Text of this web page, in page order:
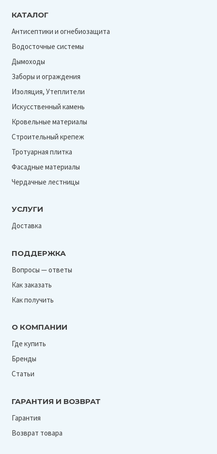
КАТАЛОГ
Антисептики и огнебиозащита
Водосточные системы
Дымоходы
Заборы и ограждения
Изоляция, Утеплители
Искусственный камень
Кровельные материалы
Строительный крепеж
Тротуарная плитка
Фасадные материалы
Чердачные лестницы
УСЛУГИ
Доставка
ПОДДЕРЖКА
Вопросы — ответы
Как заказать
Как получить
О КОМПАНИИ
Где купить
Бренды
Статьи
ГАРАНТИЯ И ВОЗВРАТ
Гарантия
Возврат товара